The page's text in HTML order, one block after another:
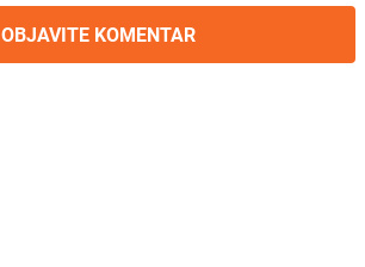
OBJAVITE KOMENTAR